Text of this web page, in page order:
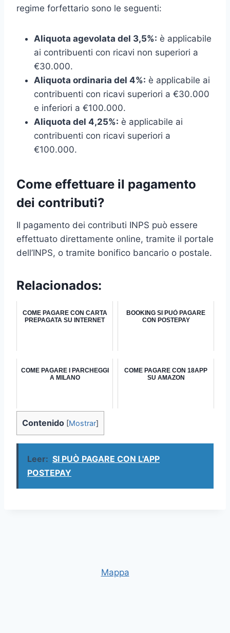
regime forfettario sono le seguenti:
Aliquota agevolata del 3,5%: è applicabile
ai contribuenti con ricavi non superiori a
€30.000.
Aliquota ordinaria del 4%: è applicabile ai
contribuenti con ricavi superiori a €30.000
e inferiori a €100.000.
Aliquota del 4,25%: è applicabile ai
contribuenti con ricavi superiori a
€100.000.
Come effettuare il pagamento
dei contributi?
Il pagamento dei contributi INPS può essere
effettuato direttamente online, tramite il portale
dell’INPS, o tramite bonifico bancario o postale.
Relacionados:
COME PAGARE CON CARTA
PREPAGATA SU INTERNET
BOOKING SI PUÒ PAGARE
CON POSTEPAY
COME PAGARE I PARCHEGGI
A MILANO
COME PAGARE CON 18APP
SU AMAZON
Contenido [Mostrar]
Leer: SI PUÒ PAGARE CON L'APP
POSTEPAY
Mappa